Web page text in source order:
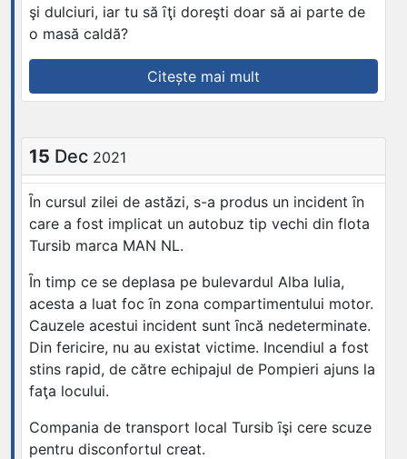
şi dulciuri, iar tu să ȋţi doreşti doar să ai parte de
o masă caldă?
Citește mai mult
sărbătoreşte
dăruind”
15 Dec 2021
Ȋn cursul zilei de astăzi, s-a produs un incident ȋn
care a fost implicat un autobuz tip vechi din flota
Tursib marca MAN NL.
Ȋn timp ce se deplasa pe bulevardul Alba Iulia,
acesta a luat foc ȋn zona compartimentului motor.
Cauzele acestui incident sunt ȋncă nedeterminate.
Din fericire, nu au existat victime. Incendiul a fost
stins rapid, de către echipajul de Pompieri ajuns la
faţa locului.
Compania de transport local Tursib ȋşi cere scuze
pentru disconfortul creat.